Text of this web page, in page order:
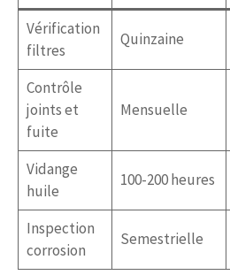
Vérification
filtres
Quinzaine
Contrôle
joints et
fuite
Mensuelle
Vidange
huile
100-200 heures
Inspection
corrosion
Semestrielle